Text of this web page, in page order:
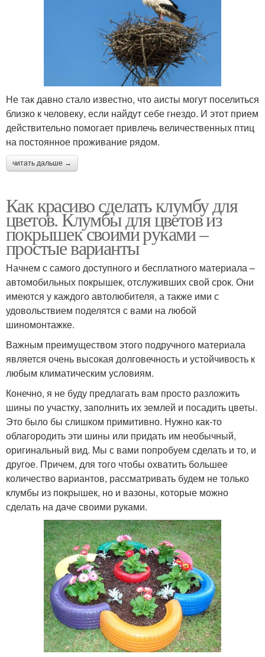
Не так давно стало известно, что аисты могут поселиться
близко к человеку, если найдут себе гнездо. И этот прием
действительно помогает привлечь величественных птиц
на постоянное проживание рядом.
читать дальше →
Как красиво сделать клумбу для
цветов. Клумбы для цветов из
покрышек своими руками –
простые варианты
Начнем с самого доступного и бесплатного материала –
автомобильных покрышек, отслуживших свой срок. Они
имеются у каждого автолюбителя, а также ими с
удовольствием поделятся с вами на любой
шиномонтажке.
Важным преимуществом этого подручного материала
является очень высокая долговечность и устойчивость к
любым климатическим условиям.
Конечно, я не буду предлагать вам просто разложить
шины по участку, заполнить их землей и посадить цветы.
Это было бы слишком примитивно. Нужно как-то
облагородить эти шины или придать им необычный,
оригинальный вид. Мы с вами попробуем сделать и то, и
другое. Причем, для того чтобы охватить большее
количество вариантов, рассматривать будем не только
клумбы из покрышек, но и вазоны, которые можно
сделать на даче своими руками.